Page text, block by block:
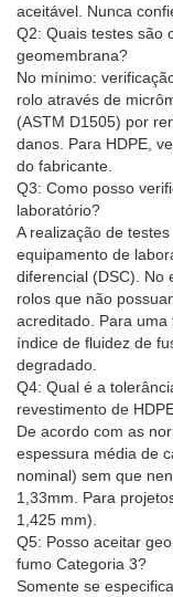
aceitável. Nunca
Q2: Quais testes são
geomembrana?
No mínimo:
rolo através de
(ASTM D1505) por
danos. Para HDPE,
do fabricante.
Q3: Como posso
laboratório?
A realização de
equipamento de
diferencial (DSC). No
rolos que não
acreditado. Para
índice de fluidez de
degradado.
Q4: Qual é a
revestimento de
De acordo com as
espessura média de
nominal) sem que
1,33mm. Para
1,425 mm).
Q5: Posso aceitar
fumo Categoria 3?
Somente se